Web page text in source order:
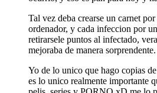
Tal vez deba crearse un carnet
ordenador, y cada infeccion por
retirarsele puntos al infectado,
mejoraba de manera sorprendente.
Yo de lo unico que hago copias
es lo unico realmente importante